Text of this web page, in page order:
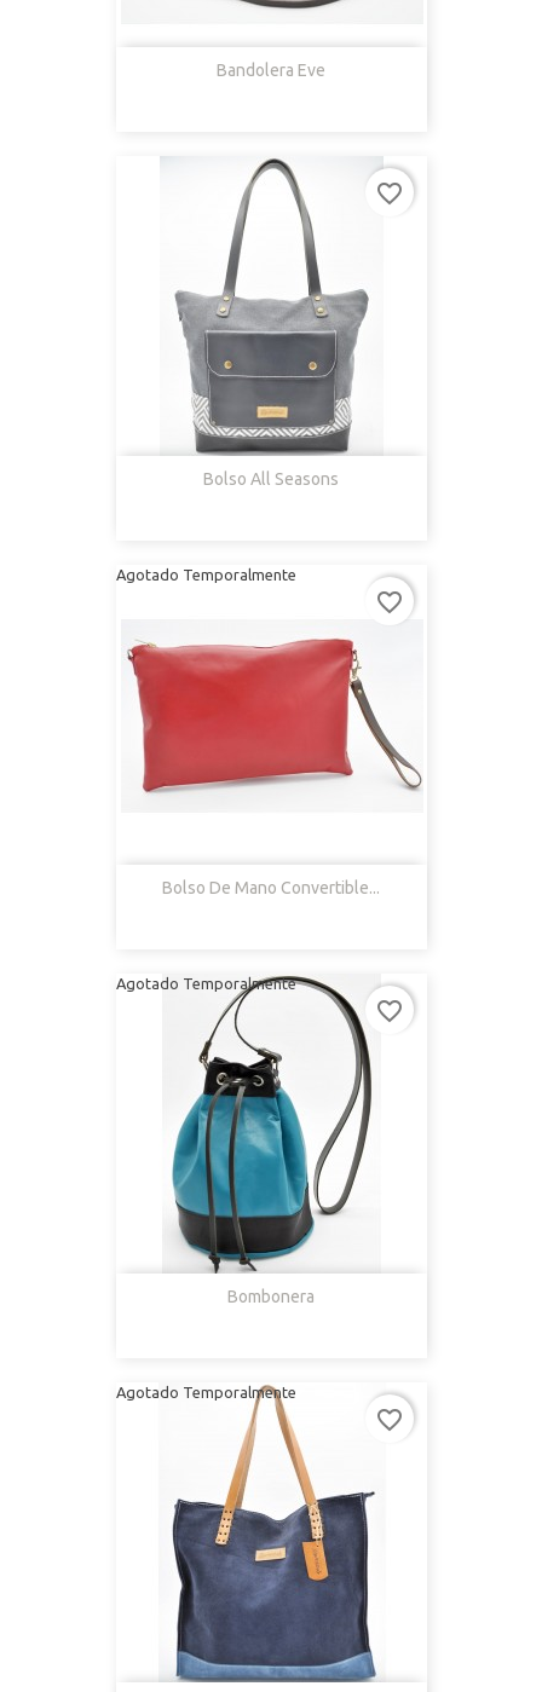
Bandolera Eve
Bolso All Seasons
favorite_border
Bolso De Mano Convertible...
Agotado Temporalmente
favorite_border
Bombonera
Agotado Temporalmente
favorite_border
Agotado Temporalmente
favorite_border